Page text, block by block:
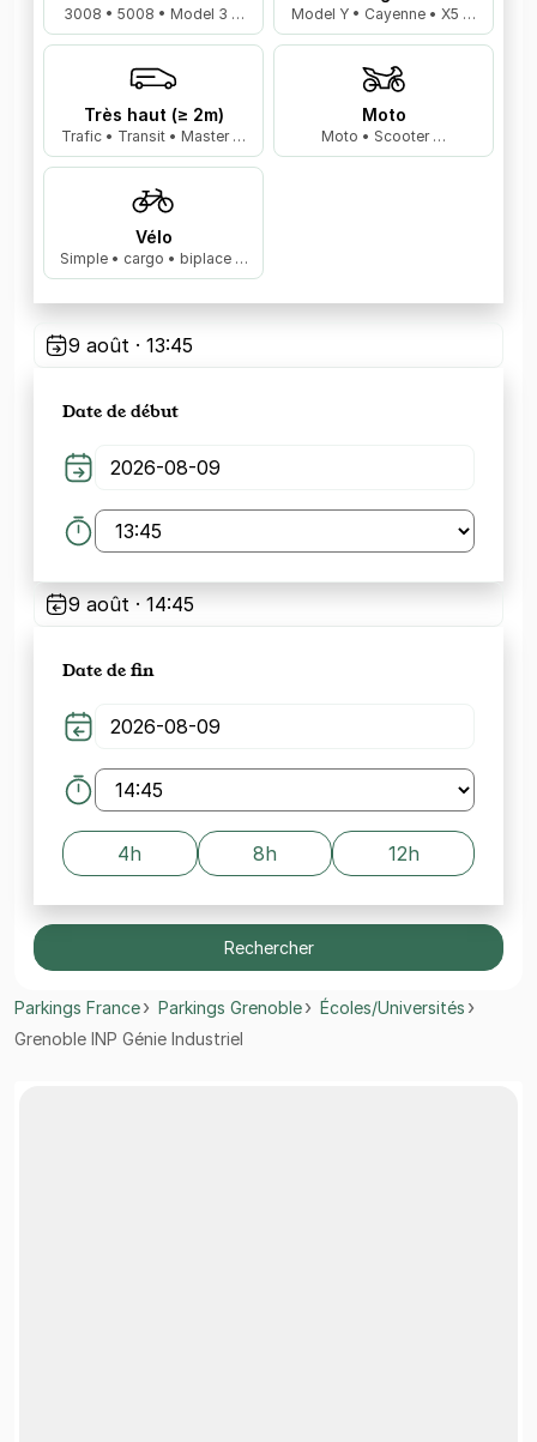
3008 • 5008 • Model 3 … Model Y • Cayenne • X5 …
Très haut (≥ 2m)
Trafic • Transit • Master …
Moto
Moto • Scooter …
Vélo
Simple • cargo • biplace …
9 août · 13:45
Date de début
9 août · 14:45
Date de fin
4h 8h 12h
Rechercher
Parkings France Parkings Grenoble
Écoles/Universités
Grenoble INP Génie Industriel